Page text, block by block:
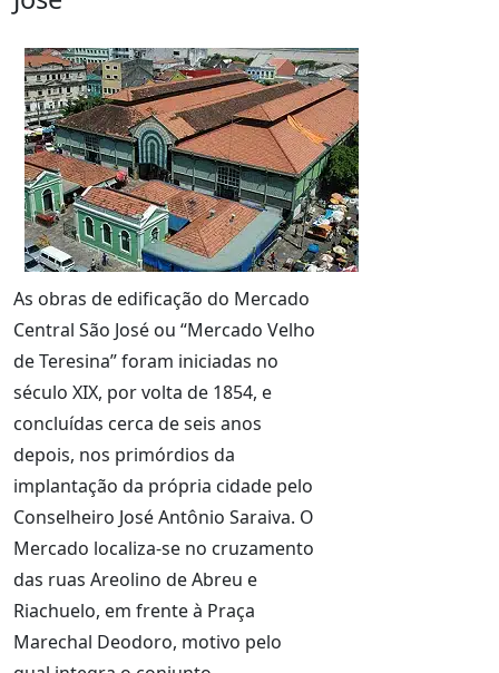
As obras de edificação do Mercado
Central São José ou “Mercado Velho
de Teresina” foram iniciadas no
século XIX, por volta de 1854, e
concluídas cerca de seis anos
depois, nos primórdios da
implantação da própria cidade pelo
Conselheiro José Antônio Saraiva. O
Mercado localiza-se no cruzamento
das ruas Areolino de Abreu e
Riachuelo, em frente à Praça
Marechal Deodoro, motivo pelo